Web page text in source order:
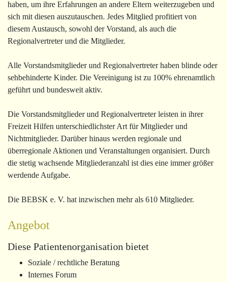
haben, um ihre Erfahrungen an andere Eltern weiterzugeben und
sich mit diesen auszutauschen. Jedes Mitglied profitiert von
diesem Austausch, sowohl der Vorstand, als auch die
Regionalvertreter und die Mitglieder.
Alle Vorstandsmitglieder und Regionalvertreter haben blinde oder
sehbehinderte Kinder. Die Vereinigung ist zu 100% ehrenamtlich
geführt und bundesweit aktiv.
Die Vorstandsmitglieder und Regionalvertreter leisten in ihrer
Freizeit Hilfen unterschiedlichster Art für Mitglieder und
Nichtmitglieder. Darüber hinaus werden regionale und
überregionale Aktionen und Veranstaltungen organisiert. Durch
die stetig wachsende Mitgliederanzahl ist dies eine immer größer
werdende Aufgabe.
Die BEBSK e. V. hat inzwischen mehr als 610 Mitglieder.
Angebot
Diese Patientenorganisation bietet
Soziale / rechtliche Beratung
Internes Forum